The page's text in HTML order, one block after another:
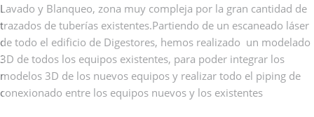
Lavado y Blanqueo, zona muy compleja por la gran cantidad de
trazados de tuberías existentes.Partiendo de un escaneado láser
de todo el edificio de Digestores, hemos realizado un modelado
3D de todos los equipos existentes, para poder integrar los
modelos 3D de los nuevos equipos y realizar todo el piping de
conexionado entre los equipos nuevos y los existentes